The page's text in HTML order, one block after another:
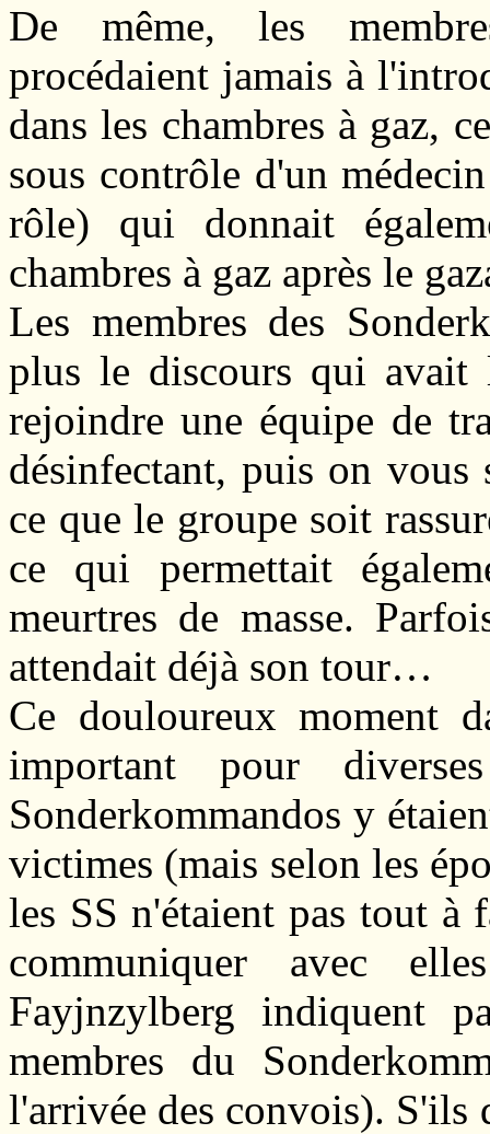
De même, les
procédaient jamais à
dans les chambres à gaz,
sous contrôle d'un
rôle) qui donnait
chambres à gaz après le
Les membres des
plus le discours qui
rejoindre une équipe de
désinfectant, puis on
ce que le groupe soit
ce qui permettait
meurtres de masse.
attendait déjà son tour…
Ce douloureux moment
important pour
Sonderkommandos y
victimes (mais selon les
les SS n'étaient pas tout à
communiquer avec
Fayjnzylberg indiquent
membres du
l'arrivée des convois). S'ils